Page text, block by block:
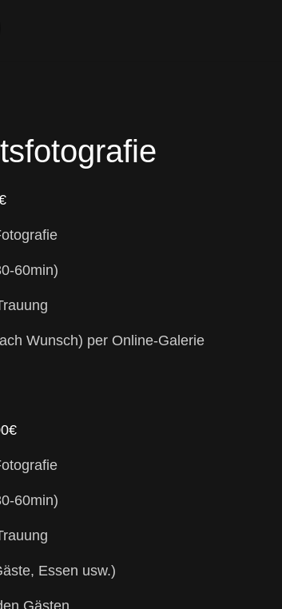
60min)
Wunsch) per Online-Galerie
60min)
Essen usw.)
Gästen